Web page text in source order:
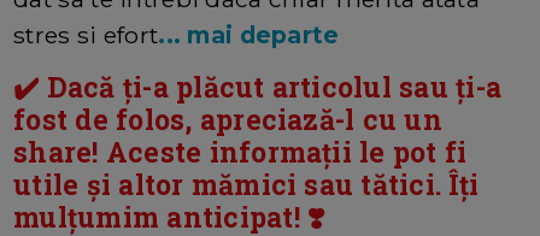
stres si efort... mai departe
✔️ Dacă ți-a plăcut articolul sau ți-a
fost de folos, apreciază-l cu un
share! Aceste informații le pot fi
utile și altor mămici sau tătici. Îți
mulțumim anticipat! ❣️